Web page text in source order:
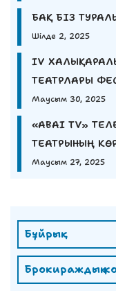
БАҚ БІЗ
Шілде 2, 2025
IV
ТЕАТРЛАРЫ
Маусым 30, 2025
«ABAI TV»
ТЕАТРЫНЫҢ
Маусым 27, 2025
Бұйрық
Брокираждық